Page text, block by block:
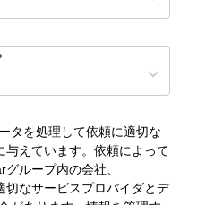
タを処理して依頼に適切な
えています。依頼によって
ループ内の会社、
なサービスプロバイダとデ